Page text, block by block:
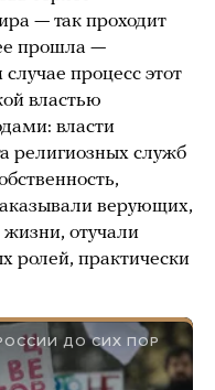
— так проходит
прошла —
процесс этот
властью
власти
религиозных служб
верующих,
отучали
ролей, практически
ДО СИХ ПОР